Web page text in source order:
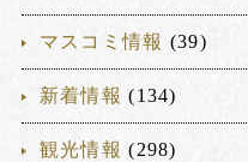
マスコミ情報 (39)
新着情報 (134)
観光情報 (298)